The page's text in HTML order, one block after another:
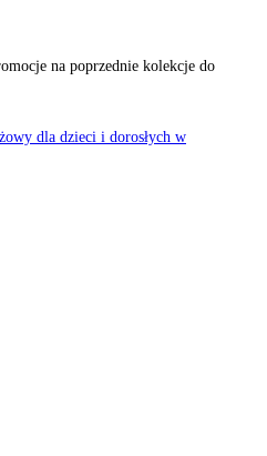
na poprzednie kolekcje do